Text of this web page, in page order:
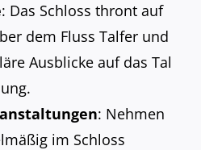
: Das Schloss thront auf
dem Fluss Talfer und
Ausblicke auf das Tal
: Nehmen
im Schloss